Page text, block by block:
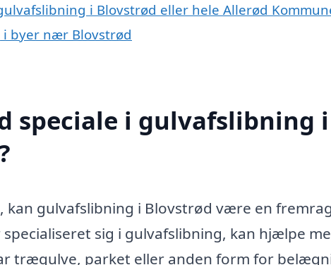
i Blovstrød eller hele Allerød
byer nær Blovstrød
speciale i gulvafslibning i
gulvafslibning i Blovstrød være en
sig i gulvafslibning, kan hjælpe
trægulve, parket eller anden form for